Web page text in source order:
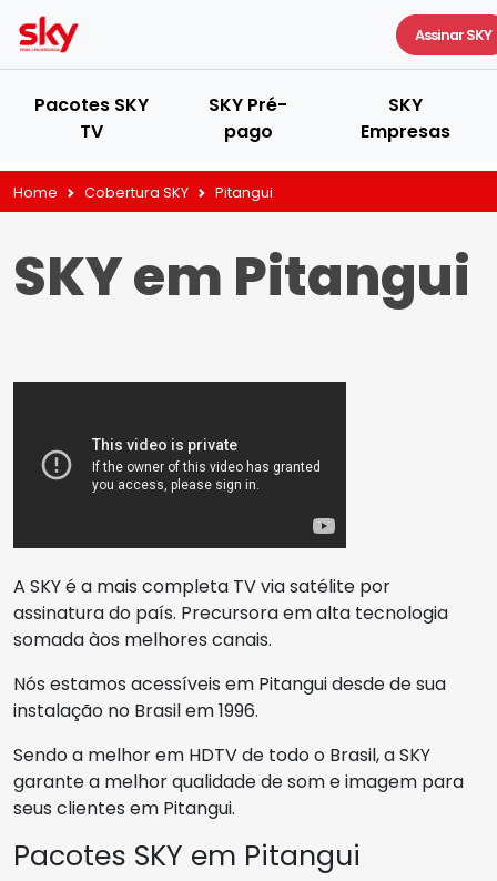
Assinar SKY
Pacotes SKY
TV
SKY Pré-
pago
SKY
Empresas
Home Cobertura SKY Pitangui
SKY em Pitangui
A SKY é a mais completa TV via satélite por
assinatura do país. Precursora em alta tecnologia
somada àos melhores canais.
Nós estamos acessíveis em Pitangui desde de sua
instalação no Brasil em 1996.
Sendo a melhor em HDTV de todo o Brasil, a SKY
garante a melhor qualidade de som e imagem para
seus clientes em Pitangui.
Pacotes SKY em Pitangui